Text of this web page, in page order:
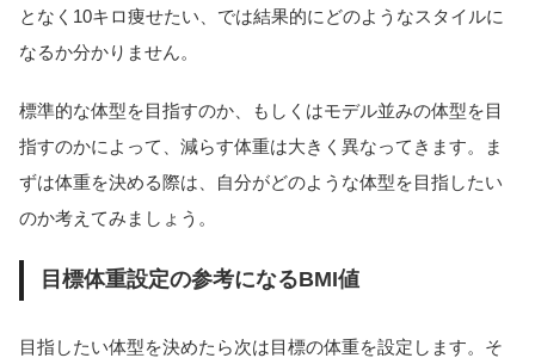
となく10キロ痩せたい、では結果的にどのようなスタイルに
なるか分かりません。
標準的な体型を目指すのか、もしくはモデル並みの体型を目
指すのかによって、減らす体重は大きく異なってきます。ま
ずは体重を決める際は、自分がどのような体型を目指したい
のか考えてみましょう。
目標体重設定の参考になるBMI値
目指したい体型を決めたら次は目標の体重を設定します。そ